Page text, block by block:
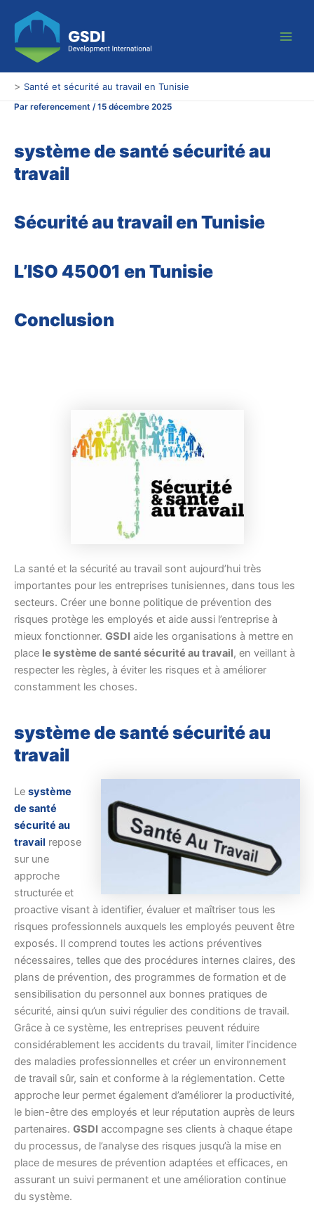
contenu
> Santé et sécurité au travail en Tunisie
Par referencement /15 décembre 2025
système de santé sécurité au
travail
Sécurité au travail en Tunisie
L’ISO 45001 en Tunisie
Conclusion
La santé et la sécurité au travail sont aujourd’hui très
importantes pour les entreprises tunisiennes, dans tous les
secteurs. Créer une bonne politique de prévention des
risques protège les employés et aide aussi l’entreprise à
mieux fonctionner. GSDI aide les organisations à mettre en
place le système de santé sécurité au travail, en veillant à
respecter les règles, à éviter les risques et à améliorer
constamment les choses.
système de santé sécurité au
travail
Le système
de santé
sécurité au
travail repose
sur une
approche
structurée et
proactive visant à identifier, évaluer et maîtriser tous les
risques professionnels auxquels les employés peuvent être
exposés. Il comprend toutes les actions préventives
nécessaires, telles que des procédures internes claires, des
plans de prévention, des programmes de formation et de
sensibilisation du personnel aux bonnes pratiques de
sécurité, ainsi qu’un suivi régulier des conditions de travail.
Grâce à ce système, les entreprises peuvent réduire
considérablement les accidents du travail, limiter l’incidence
des maladies professionnelles et créer un environnement
de travail sûr, sain et conforme à la réglementation. Cette
approche leur permet également d’améliorer la productivité,
le bien-être des employés et leur réputation auprès de leurs
partenaires. GSDI accompagne ses clients à chaque étape
du processus, de l’analyse des risques jusqu’à la mise en
place de mesures de prévention adaptées et efficaces, en
assurant un suivi permanent et une amélioration continue
du système.